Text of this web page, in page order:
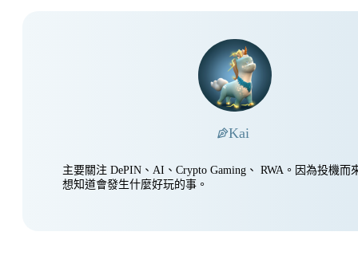
Kai
主要關注 DePIN、AI、Crypto Gaming、 RWA。因為投機而
想知道會發生什麼好玩的事。